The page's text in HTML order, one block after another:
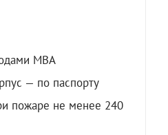
МВА
— по паспорту
пожаре не менее 240